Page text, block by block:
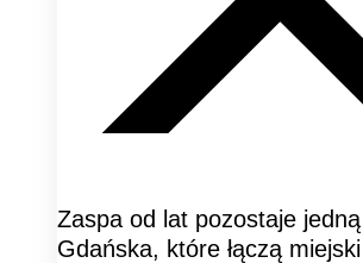
Zaspa od lat pozostaje
Gdańska, które łączą